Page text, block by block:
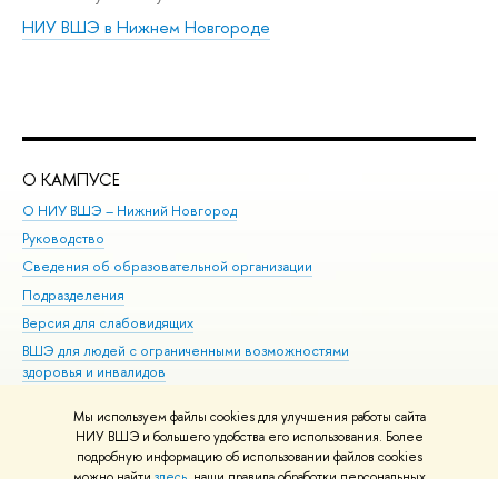
Мы используем файлы cookies для улучшения работы сайта
НИУ ВШЭ и большего удобства его использования. Более
подробную информацию об использовании файлов cookies
НИУ ВШЭ в Нижнем Новгороде
О КАМПУСЕ
О НИУ ВШЭ – Нижний Новгород
Руководство
Сведения об образовательной организации
Подразделения
Версия для слабовидящих
ВШЭ для людей с ограниченными возможностями
здоровья и инвалидов